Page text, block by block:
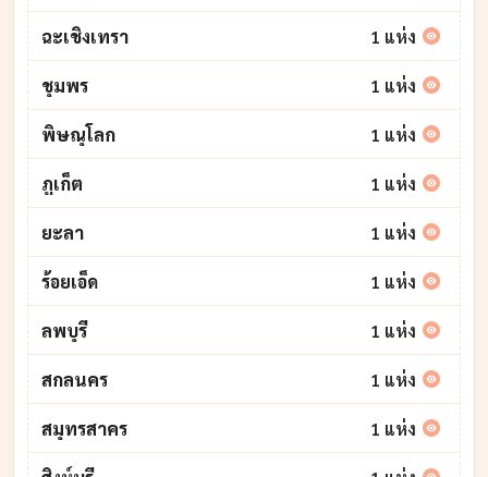
ฉะเชิงเทรา 1 แห่ง
ชุมพร 1 แห่ง
พิษณุโลก 1 แห่ง
ภูเก็ต 1 แห่ง
ยะลา 1 แห่ง
ร้อยเอ็ด 1 แห่ง
ลพบุรี 1 แห่ง
สกลนคร 1 แห่ง
สมุทรสาคร 1 แห่ง